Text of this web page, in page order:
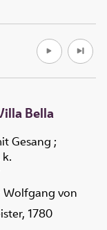
Bella
Gesang ;
von
1780